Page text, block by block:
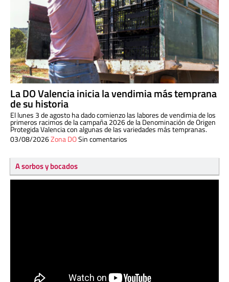
La DO Valencia inicia la vendimia más temprana
de su historia
El lunes 3 de agosto ha dado comienzo las labores de vendimia de los
primeros racimos de la campaña 2026 de la Denominación de Origen
Protegida Valencia con algunas de las variedades más tempranas.
03/08/2026Zona DOSin comentarios
A sorbos y bocados